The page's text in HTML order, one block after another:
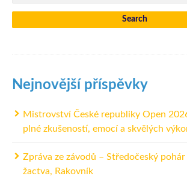
Nejnovější příspěvky
Mistrovství České republiky Open
plné zkušeností, emocí a skvělých
Zpráva ze závodů – Středočeský
žactva, Rakovník